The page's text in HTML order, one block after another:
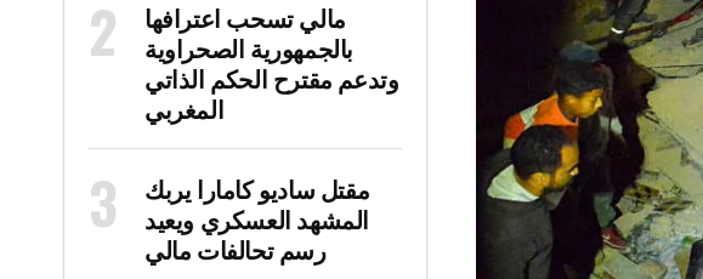
مالي تسحب اعترافها
بالجمهورية الصحراوية
وتدعم مقترح الحكم الذاتي
المغربي
مقتل ساديو كامارا يربك
المشهد العسكري ويعيد
رسم تحالفات مالي